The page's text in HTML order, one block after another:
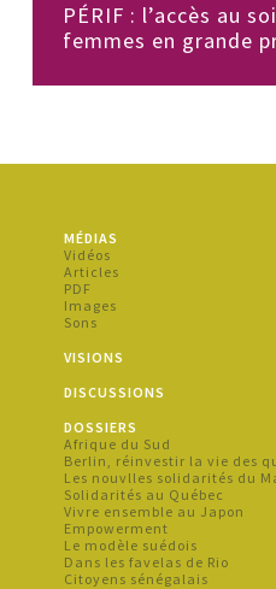
PÉRIF : l’accès au
femmes en grande
MÉDIAS
Vidéos
Articles
PDF
Images
Sons
VISIONS
DISCUSSIONS
DOSSIERS
Afrique du Sud
Berlin, réinvestir la vie des
Les nouvlles solidarités du
Solidarités au Québec
Vivre ensemble au Japon
Empowerment
Le modèle suédois
Dans les favelas de Rio
Citoyens sénégalais